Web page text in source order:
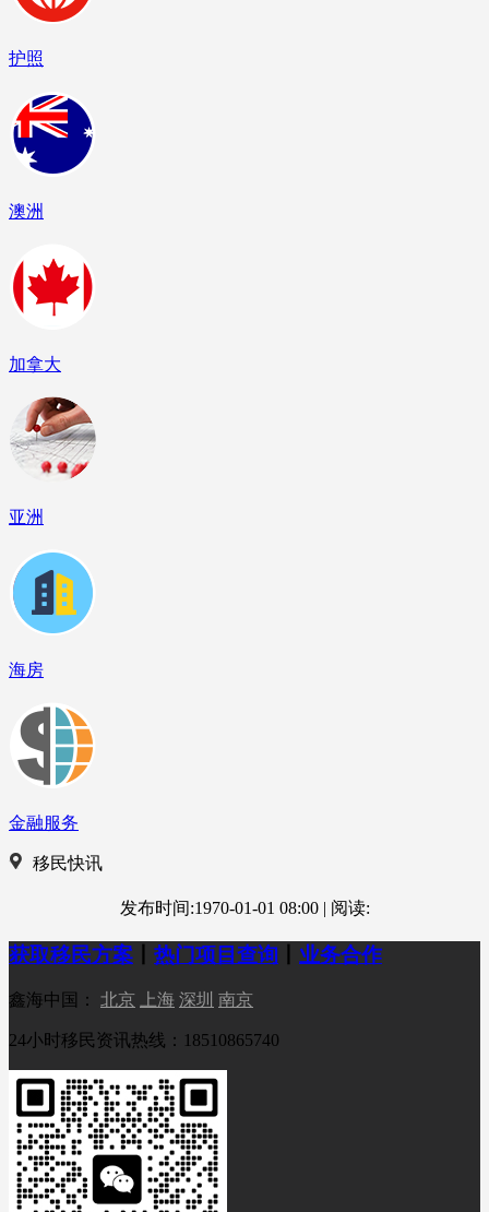
护照
澳洲
加拿大
亚洲
海房
金融服务
移民快讯
发布时间:1970-01-01 08:00 | 阅读:
获取移民方案 热门项目查询 业务合作
鑫海中国： 北京 上海 深圳 南京
24小时移民资讯热线：18510865740